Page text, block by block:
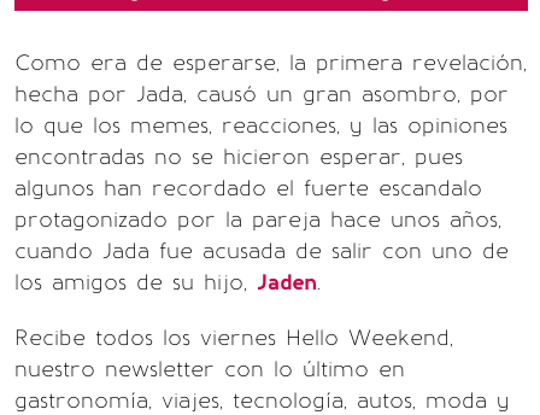
Como era de esperarse, la primera revelación,
hecha por Jada, causó un gran asombro, por
lo que los memes, reacciones, y las opiniones
encontradas no se hicieron esperar, pues
algunos han recordado el fuerte escandalo
protagonizado por la pareja hace unos años,
cuando Jada fue acusada de salir con uno de
los amigos de su hijo, Jaden.
Recibe todos los viernes Hello Weekend,
nuestro newsletter con lo último en
gastronomía, viajes, tecnología, autos, moda y